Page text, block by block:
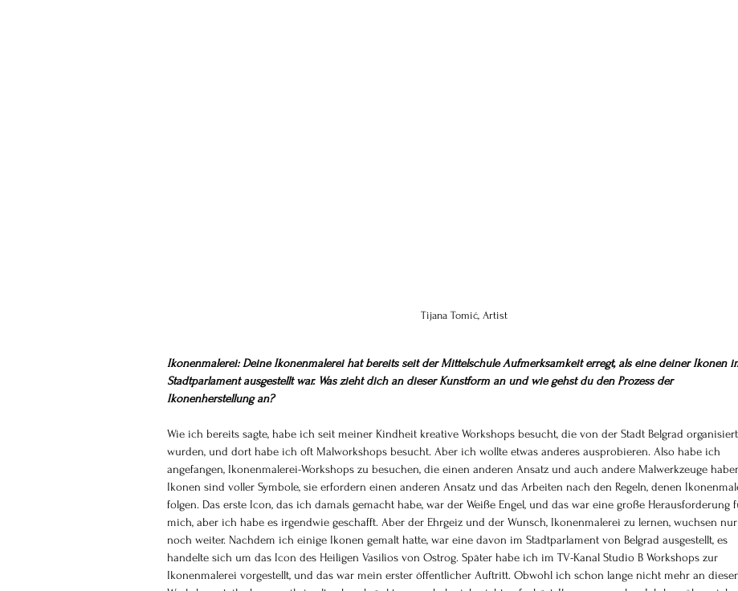
Tijana Tomić, Artist
Ikonenmalerei: Deine Ikonenmalerei hat bereits seit der Mittelschule Aufmerksamkeit erregt, als eine deiner Ikonen
Stadtparlament ausgestellt war. Was zieht dich an dieser Kunstform an und wie gehst du den Prozess der
Ikonenherstellung an?
Wie ich bereits sagte, habe ich seit meiner Kindheit kreative Workshops besucht, die von der Stadt Belgrad organisiert
wurden, und dort habe ich oft Malworkshops besucht. Aber ich wollte etwas anderes ausprobieren. Also habe ich
angefangen, Ikonenmalerei-Workshops zu besuchen, die einen anderen Ansatz und auch andere Malwerkzeuge
Ikonen sind voller Symbole, sie erfordern einen anderen Ansatz und das Arbeiten nach den Regeln, denen
folgen. Das erste Icon, das ich damals gemacht habe, war der Weiße Engel, und das war eine große Herausforderung
mich, aber ich habe es irgendwie geschafft. Aber der Ehrgeiz und der Wunsch, Ikonenmalerei zu lernen, wuchsen nur
noch weiter. Nachdem ich einige Ikonen gemalt hatte, war eine davon im Stadtparlament von Belgrad ausgestellt, es
handelte sich um das Icon des Heiligen Vasilios von Ostrog. Später habe ich im TV-Kanal Studio B Workshops zur
Ikonenmalerei vorgestellt, und das war mein erster öffentlicher Auftritt. Obwohl ich schon lange nicht mehr an